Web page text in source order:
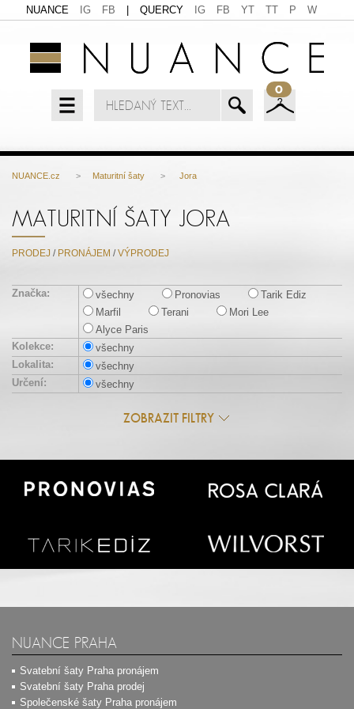
NUANCE IG FB QUERCY IG FB YT TT P W
0
NUANCE.cz > Maturitní šaty > Jora
MATURITNÍ ŠATY JORA
PRODEJ / PRONÁJEM /VÝPRODEJ
Značka: všechny Pronovias
Tarik Ediz
Marfil
Terani
Mori Lee
Alyce Paris
Kolekce:
všechny
Lokalita:
všechny
Určení:
všechny
ZOBRAZIT FILTRY
NUANCE PRAHA
Svatební šaty Praha pronájem
Svatební šaty Praha prodej
Společenské šaty Praha pronájem